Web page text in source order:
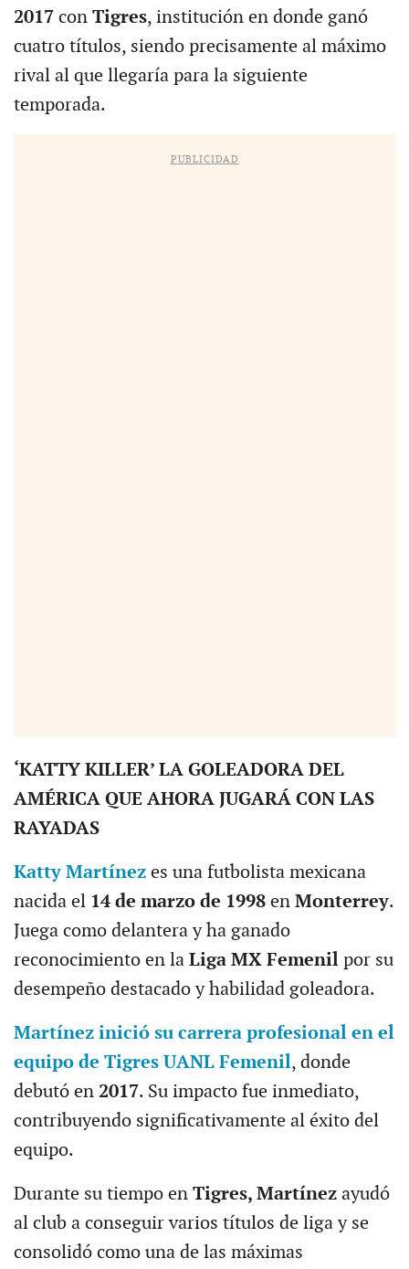
2017 con Tigres, institución en donde ganó
cuatro títulos, siendo precisamente al máximo
rival al que llegaría para la siguiente
temporada.
PUBLICIDAD
‘KATTY KILLER’ LA GOLEADORA DEL
AMÉRICA QUE AHORA JUGARÁ CON LAS
RAYADAS
Katty Martínezes una futbolista mexicana
nacida el 14 de marzo de 1998en Monterrey.
Juega como delantera y ha ganado
reconocimiento en la Liga MX Femenilpor su
desempeño destacado y habilidad goleadora.
Martínez inició su carrera profesional en el
equipo de Tigres UANL Femenil, donde
debutó en 2017. Su impacto fue inmediato,
contribuyendo significativamente al éxito del
equipo.
Durante su tiempo en Tigres, Martínezayudó
al club a conseguir varios títulos de liga y se
consolidó como una de las máximas